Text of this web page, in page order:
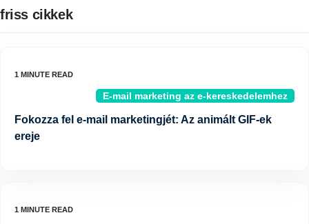
friss cikkek
E-mail marketing az e-kereskedelemhez
Fokozza fel e-mail marketingjét: Az animált GIF-ek
ereje